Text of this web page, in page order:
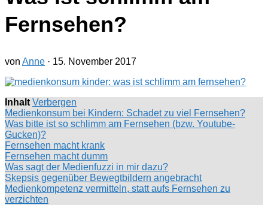
Fernsehen?
von Anne · 15. November 2017
Inhalt Verbergen
Medienkonsum bei Kindern: Schadet zu viel Fernsehen?
Was bitte ist so schlimm am Fernsehen (bzw. Youtube-
Gucken)?
Fernsehen macht krank
Fernsehen macht dumm
Was sagt der Medienfuzzi in mir dazu?
Skepsis gegenüber Bewegtbildern angebracht
Medienkompetenz vermitteln, statt aufs Fernsehen zu
verzichten